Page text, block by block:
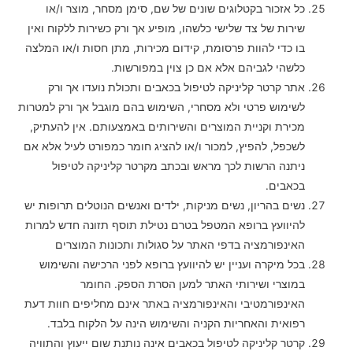
כל אזכור בקטלוגים שונים של שם, סימן מסחר, מוצר ו/או
שירות של צד שלישי כלשהו, מופיע אך ורק כשירות ללקוח ואין
בו כדי להוות פרסומת, קידום מכירות, מתן חסות ו/או המלצה
כלשהי לגביהם אלא אם כן צוין במפורשות.
אתר קרטר קליניקה לטיפול בכאבים ותכולת נועדו אך ורק
לשימוש פרטי ולא מסחרי, השימוש בהם מוגבל אך ורק למטרות
מכירת וקניית המוצרים והשירותים באמצעותם. אין להעתיק,
לשכפל, להפיץ, למכור ו/או להציג חומר כמפורט לעיל אלא אם
ניתנה הרשות לכך מראש ובכתב מקרטר קליניקה לטיפול
בכאבים.
נשים בהריון, נשים מניקות, ילדים ואנשים הנוטלים תרופות יש
להיוועץ ברופא המטפל בטרם נטילת תוסף תזונה חדש למרות
האינפורמציה בדפי האתר על סגולות ותכונות המוצרים
בכל מיקרה ועניין יש להיוועץ ברופא לפני הרכישה והשימוש
במוצרי ושירותי האתר למען הסרת הספק. החומר
האינפורמטיבי והאינפורמציה באתר אינם מחליפים חוות דעת
רפואית והאחריות הקניה והשימוש הינה על הלקוח בלבד.
קרטר קליניקה לטיפול בכאבים אינה נותנת שום ייעוץ והתוויה